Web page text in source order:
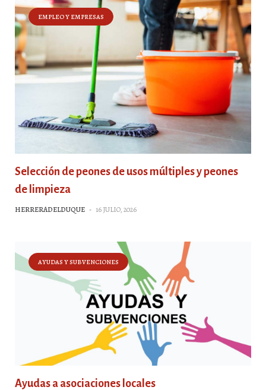
EMPLEO Y EMPRESAS
Selección de peones de usos múltiples y peones
de limpieza
HERRERADELDUQUE - 16 JULIO, 2026
AYUDAS Y SUBVENCIONES
Ayudas a asociaciones locales